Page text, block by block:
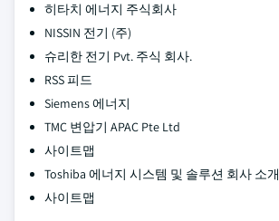
히타치 에너지 주식회사
NISSIN 전기 (주)
슈리한 전기 Pvt. 주식 회사.
RSS 피드
Siemens 에너지
TMC 변압기 APAC Pte Ltd
사이트맵
Toshiba 에너지 시스템 및 솔루션 회사 소개
사이트맵